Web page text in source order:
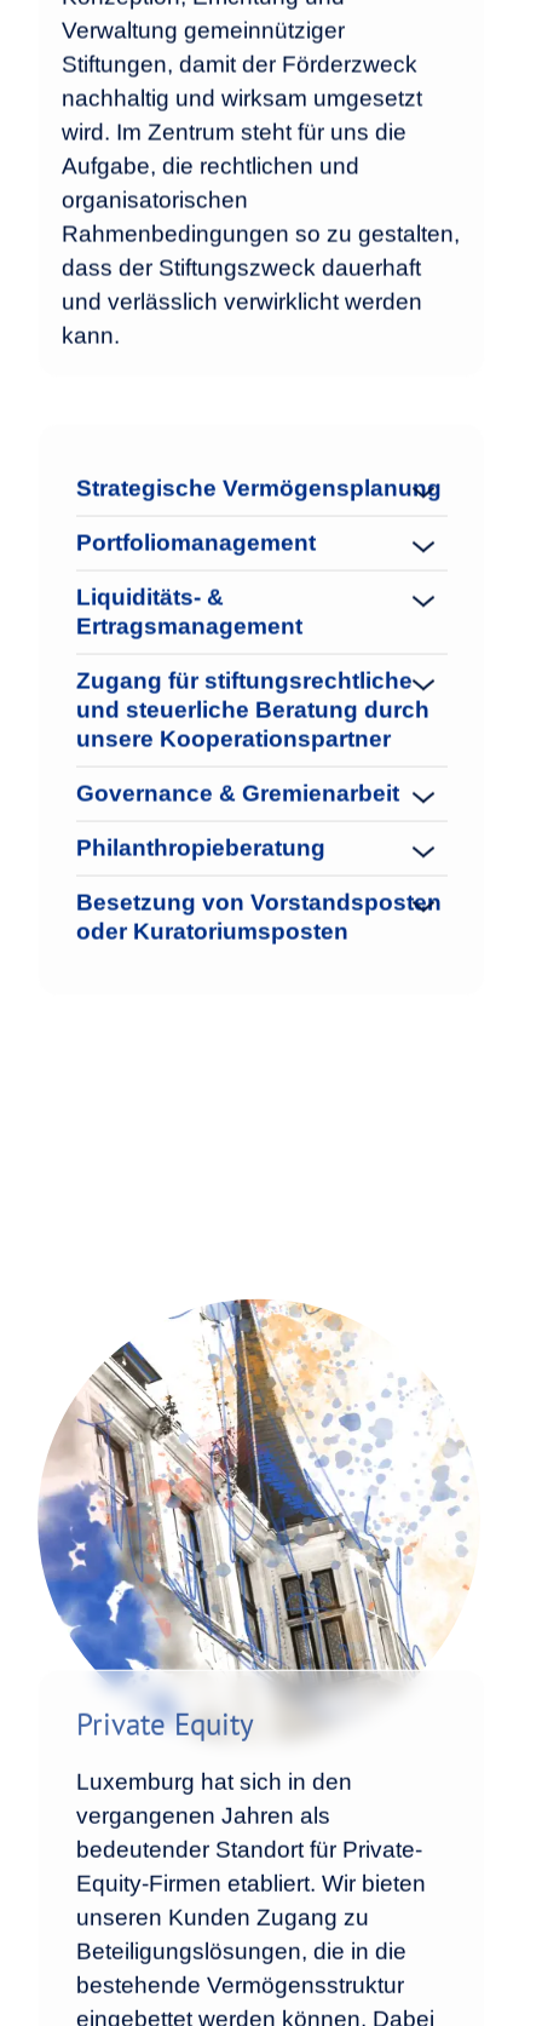
Verwaltung gemeinnütziger
Stiftungen, damit der Förderzweck
nachhaltig und wirksam umgesetzt
wird. Im Zentrum steht für uns die
Aufgabe, die rechtlichen und
organisatorischen
Rahmenbedingungen so zu gestalten,
dass der Stiftungszweck dauerhaft
und verlässlich verwirklicht werden
kann.
Strategische Vermögensplanung
Portfoliomanagement
Liquiditäts- &
Ertragsmanagement
Zugang für stiftungsrechtliche
und steuerliche Beratung durch
unsere Kooperationspartner
Governance & Gremienarbeit
Philanthropieberatung
Besetzung von Vorstandsposten
oder Kuratoriumsposten
Private Equity
Luxemburg hat sich in den
vergangenen Jahren als
bedeutender Standort für Private-
Equity-Firmen etabliert. Wir bieten
unseren Kunden Zugang zu
Beteiligungslösungen, die in die
bestehende Vermögensstruktur
eingebettet werden können. Dabei